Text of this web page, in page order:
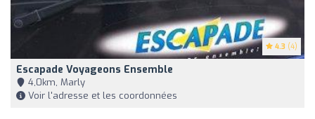
4.3 (4)
Escapade Voyageons Ensemble
4,0km, Marly
Voir l'adresse et les coordonnées